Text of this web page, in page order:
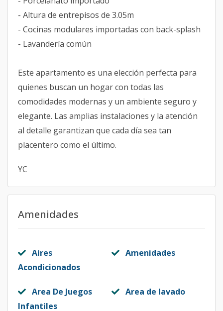
- Altura de entrepisos de 3.05m
- Cocinas modulares importadas con back-splash
- Lavandería común
Este apartamento es una elección perfecta para
quienes buscan un hogar con todas las
comodidades modernas y un ambiente seguro y
elegante. Las amplias instalaciones y la atención
al detalle garantizan que cada día sea tan
placentero como el último.
YC
Amenidades
Aires
Acondicionados
Amenidades
Area De Juegos
Infantiles
Area de lavado